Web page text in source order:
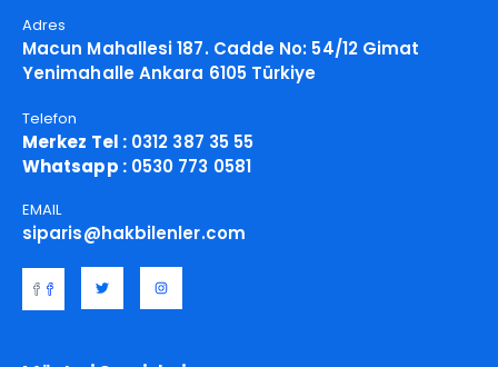
Adres
Macun Mahallesi 187. Cadde No: 54/12 Gimat
Yenimahalle Ankara 6105 Türkiye
Telefon
Merkez Tel :0312 387 35 55
Whatsapp :0530 773 0581
EMAIL
siparis@hakbilenler.com